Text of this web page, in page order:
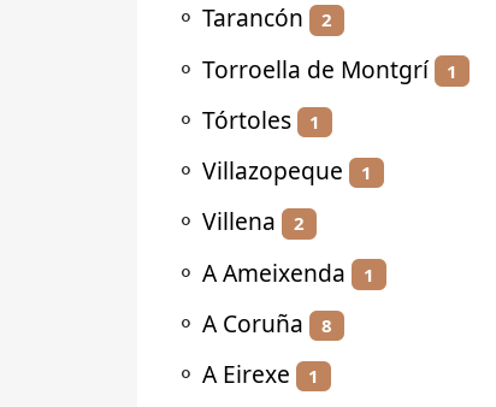
⚬ Tarancón 2
⚬ Torroella de Montgrí 1
⚬ Tórtoles 1
⚬ Villazopeque 1
⚬ Villena 2
⚬ A Ameixenda 1
⚬ A Coruña 8
⚬ A Eirexe 1